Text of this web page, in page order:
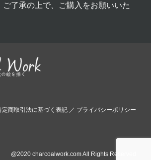
ご了承の上で、ご購入をお願いいた
定商取引法に基づく表記 ／ プライバシーポリシー
@2020 charcoalwork.com All Rights Reserved